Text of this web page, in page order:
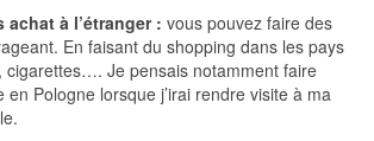
achat à l’étranger : vous pouvez faire des
En faisant du shopping dans les pays
cigarettes…. Je pensais notamment faire
en Pologne lorsque j’irai rendre visite à ma